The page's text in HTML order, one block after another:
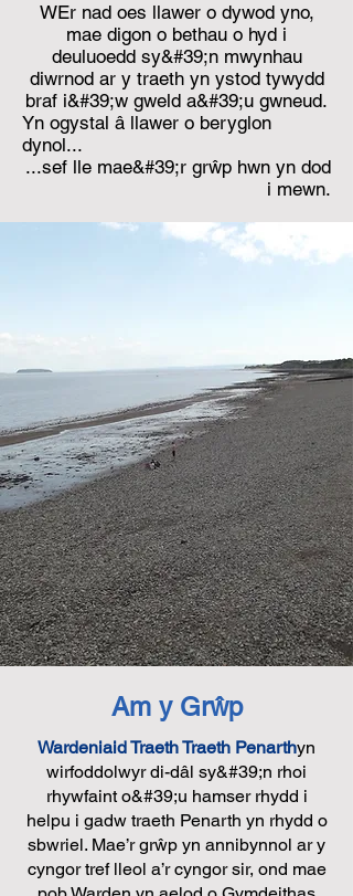
WEr nad oes llawer o dywod yno,
mae digon o bethau o hyd i
deuluoedd sy&#39;n mwynhau
diwrnod ar y traeth yn ystod tywydd
braf i&#39;w gweld a&#39;u gwneud.
Yn ogystal â llawer o beryglon
dynol...
...sef lle mae&#39;r grŵp hwn yn dod
i mewn.
Am y Grŵp
Wardeniaid Traeth Traeth Penarthyn
wirfoddolwyr di-dâl sy&#39;n rhoi
rhywfaint o&#39;u hamser rhydd i
helpu i gadw traeth Penarth yn rhydd o
sbwriel. Mae’r grŵp yn annibynnol ar y
cyngor tref lleol a’r cyngor sir, ond mae